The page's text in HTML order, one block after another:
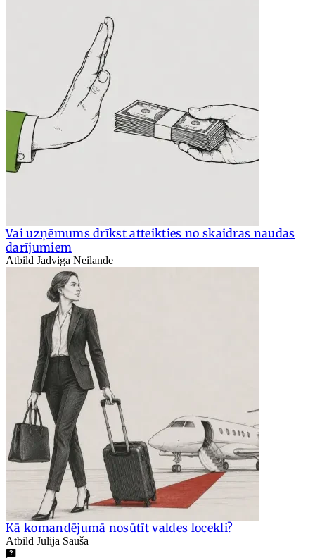
Vai uzņēmums drīkst atteikties no skaidras naudas
darījumiem
Atbild Jadviga Neilande
Kā komandējumā nosūtīt valdes locekli?
Atbild Jūlija Sauša